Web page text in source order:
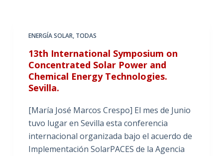
ENERGÍA SOLAR, TODAS
13th International Symposium on
Concentrated Solar Power and
Chemical Energy Technologies.
Sevilla.
[María José Marcos Crespo] El mes de Junio
tuvo lugar en Sevilla esta conferencia
internacional organizada bajo el acuerdo de
Implementación SolarPACES de la Agencia